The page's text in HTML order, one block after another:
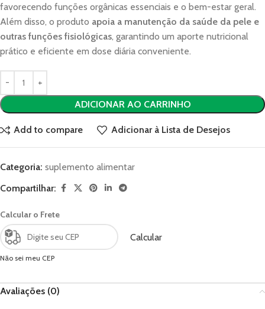
favorecendo funções orgânicas essenciais e o bem-estar geral.
Além disso, o produto apoia a manutenção da saúde da pele e
outras funções fisiológicas, garantindo um aporte nutricional
prático e eficiente em dose diária conveniente.
ADICIONAR AO CARRINHO
Add to compare Adicionar à Lista de Desejos
Categoria: suplemento alimentar
Compartilhar:
Calcular o Frete
Calcular
Não sei meu CEP
Avaliações (0)